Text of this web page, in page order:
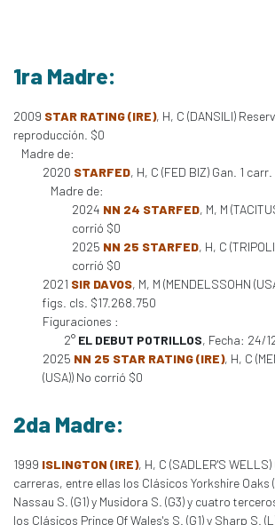
1ra Madre:
2009 STAR RATING (IRE), H, C (DANSILI)
reproducción. $0
Madre de:
2020 STARFED, H, C (FED BIZ) Gan. 1
Madre de:
2024 NN 24 STARFED, M, M
corrió $0
2025 NN 25 STARFED, H, C
corrió $0
2021 SIR DAVOS, M, M (MENDELSSOHN
figs. cls. $17.268.750
Figuraciones :
2° EL DEBUT POTRILLOS, Fecha: 24/
2025 NN 25 STAR RATING (IRE), H, C
(USA)) No corrió $0
2da Madre:
1999 ISLINGTON (IRE), H, C (SADLER'S
carreras, entre ellas los Clásicos Yorkshire Oaks
Nassau S. (G1) y Musidora S. (G3) y cuatro
los Clásicos Prince Of Wales's S. (G1) y Sharp S.